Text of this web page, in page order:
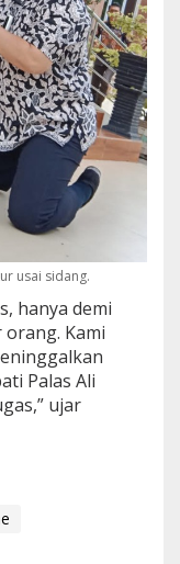
usai sidang.
hanya demi
Kami
Palas Ali
ujar